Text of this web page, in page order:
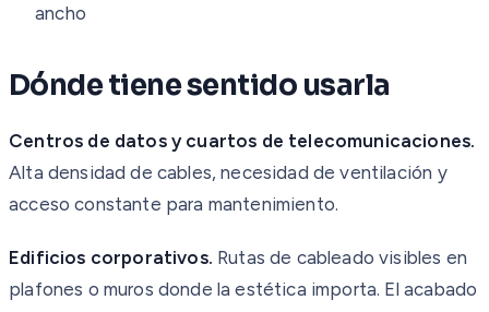
ancho
Dónde tiene sentido usarla
Centros de datos y cuartos de telecomunicaciones.
Alta densidad de cables, necesidad de ventilación y
acceso constante para mantenimiento.
Edificios corporativos. Rutas de cableado visibles en
plafones o muros donde la estética importa. El acabado